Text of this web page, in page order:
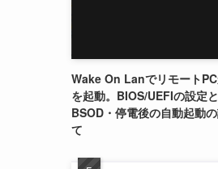
Wake On Lanでリモート
を起動。BIOS/UEFIの設定
BSOD・停電後の自動起動
て